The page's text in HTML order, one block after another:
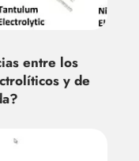
entre los
y de